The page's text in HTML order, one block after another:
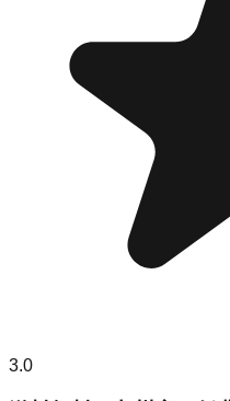
3.0